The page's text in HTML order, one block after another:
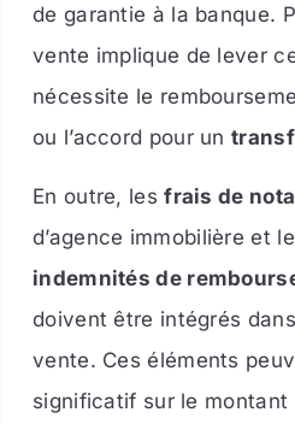
de garantie à la banque.
vente implique de lever
nécessite le
ou l’accord pour un
En outre, lesfrais de
d’agence immobilière et
indemnités de
doivent être intégrés
vente. Ces éléments
significatif sur le montant